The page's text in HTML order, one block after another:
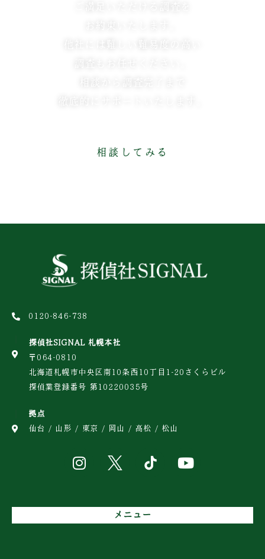
ご満足いただける調査を
他社には難しい難易度の高い
調査もお任せください。
相談から調査完了まで
徹底的にサポートいたします。
相談してみる
0120-846-738
探偵社SIGNAL 札幌本社
〒064-0810
北海道札幌市中央区南10条西10丁目1-20さくらビル
探偵業登録番号 第10220035号
拠点
仙台 / 山形 / 東京 / 岡山 / 高松 / 松山
メニュー